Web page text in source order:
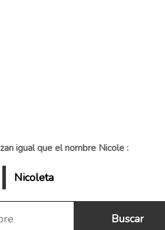
igual que el nombre Nicole :
Nicoleta